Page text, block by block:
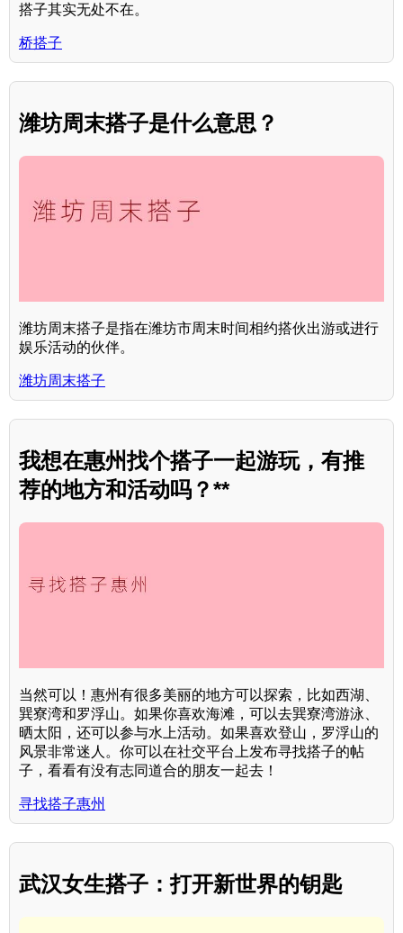
搭子其实无处不在。
桥搭子
潍坊周末搭子是什么意思？
潍坊周末搭子是指在潍坊市周末时间相约搭伙出游或进行
娱乐活动的伙伴。
潍坊周末搭子
我想在惠州找个搭子一起游玩，有推
荐的地方和活动吗？**
当然可以！惠州有很多美丽的地方可以探索，比如西湖、
巽寮湾和罗浮山。如果你喜欢海滩，可以去巽寮湾游泳、
晒太阳，还可以参与水上活动。如果喜欢登山，罗浮山的
风景非常迷人。你可以在社交平台上发布寻找搭子的帖
子，看看有没有志同道合的朋友一起去！
寻找搭子惠州
武汉女生搭子：打开新世界的钥匙